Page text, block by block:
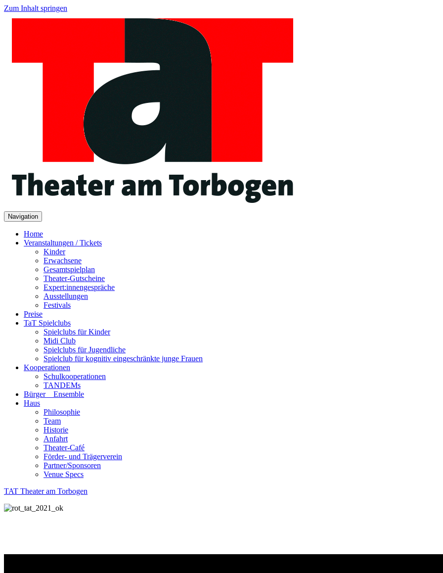
Zum Inhalt springen
Navigation
Home
Veranstaltungen / Tickets
Kinder
Erwachsene
Gesamtspielplan
Theater-Gutscheine
Expert:innengespräche
Ausstellungen
Festivals
Preise
TaT Spielclubs
Spielclubs für Kinder
Midi Club
Spielclubs für Jugendliche
Spielclub für kognitiv eingeschränkte junge Frauen
Kooperationen
Schulkooperationen
TANDEMs
Bürger__Ensemble
Haus
Philosophie
Team
Historie
Anfahrt
Theater-Café
Förder- und Trägerverein
Partner/Sponsoren
Venue Specs
TAT Theater am Torbogen